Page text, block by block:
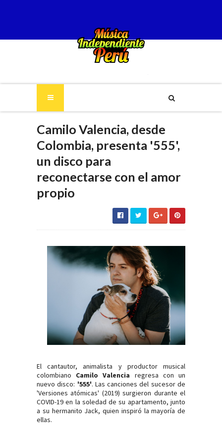
Camilo Valencia, desde
Colombia, presenta '555',
un disco para
reconectarse con el amor
propio
El cantautor, animalista y productor musical
colombiano Camilo Valencia regresa con un
nuevo disco: '555'. Las canciones del sucesor de
'Versiones atómicas' (2019) surgieron durante el
COVID-19 en la soledad de su apartamento, junto
a su hermanito Jack, quien inspiró la mayoría de
ellas.